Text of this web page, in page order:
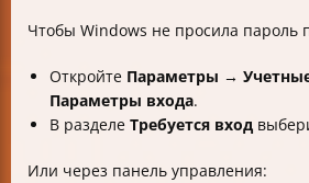
Чтобы Windows не просила пароль
Откройте Параметры →
Параметры входа.
В разделе Требуется вход
Или через панель управления: